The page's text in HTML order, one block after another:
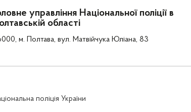
управління Національної поліції в
області
м. Полтава, вул. Матвійчука Юліана, 83
поліція України